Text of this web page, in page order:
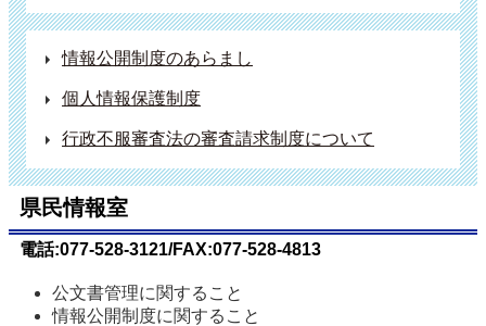
情報公開制度のあらまし
個人情報保護制度
行政不服審査法の審査請求制度について
県民情報室
電話:077-528-3121/FAX:077-528-4813
公文書管理に関すること
情報公開制度に関すること